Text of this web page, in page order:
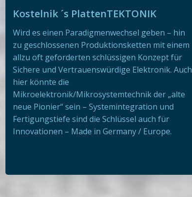
Kostelnik ´s PlattenTEKTONIK
Wird es einen Paradigmenwechsel geben – hin
zu geschlossenen Produktionsketten mit einem
allzu oft geforderten schlüssigen Konzept für
Sichere und Vertrauenswürdige Elektronik. Auch
hier könnte die
Mikroelektronik/Mikrosystemtechnik der „alte
neue Pionier“ sein – Systemintegration und
Fertigungstiefe sind die Schlüssel auch für
Innovationen – Made in Germany / Europe.